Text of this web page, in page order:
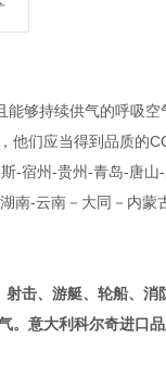
够持续供气的呼吸
他们应当得到品质的
-宿州-贵州-青岛-唐
南-云南－大同－内蒙
击、游艇、轮船、消
意大利科尔奇进口